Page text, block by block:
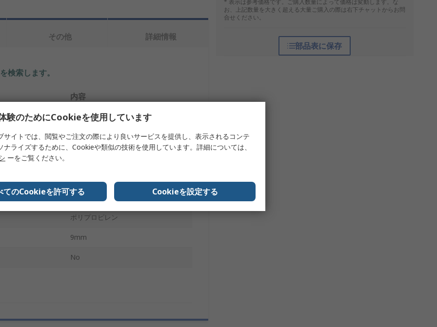
* 表示は参考価格です。ご購入数量によって価格は変動します。な
お、上記数量を大きく超える大量ご購入の際は右下チャットからお問
合せください。
部品表に保存
その他 詳細情報
検索します。
内容
ABUS
プラグロックアウト
4
ポリプロピレン
9mm
No
験のためにCookieを使用しています
サイトでは、閲覧やご注文の際により良いサービスを提供し、表示されるコンテ
ナライズするために、Cookieや類似の技術を使用しています。詳細については、
ーをご覧ください。
てのCookieを許可する Cookieを設定する